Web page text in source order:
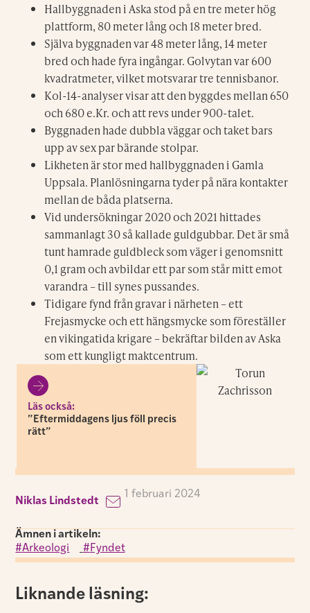
Hallbyggnaden i Aska stod på en tre meter hög
plattform, 80 meter lång och 18 meter bred.
Själva byggnaden var 48 meter lång, 14 meter
bred och hade fyra ingångar. Golvytan var 600
kvadratmeter, vilket motsvarar tre tennisbanor.
Kol-14-analyser visar att den byggdes mellan 650
och 680 e.Kr. och att revs under 900-talet.
Byggnaden hade dubbla väggar och taket bars
upp av sex par bärande stolpar.
Likheten är stor med hallbyggnaden i Gamla
Uppsala. Planlösningarna tyder på nära kontakter
mellan de båda platserna.
Vid undersökningar 2020 och 2021 hittades
sammanlagt 30 så kallade guldgubbar. Det är små
tunt hamrade guldbleck som väger i genomsnitt
0,1 gram och avbildar ett par som står mitt emot
varandra – till synes pussandes.
Tidigare fynd från gravar i närheten – ett
Frejasmycke och ett hängsmycke som föreställer
en vikingatida krigare – bekräftar bilden av Aska
som ett kungligt maktcentrum.
Läs också:
”Eftermiddagens ljus föll precis
rätt”
Niklas Lindstedt
1 februari 2024
Ämnen i artikeln:
Arkeologi
Fyndet
Liknande läsning: